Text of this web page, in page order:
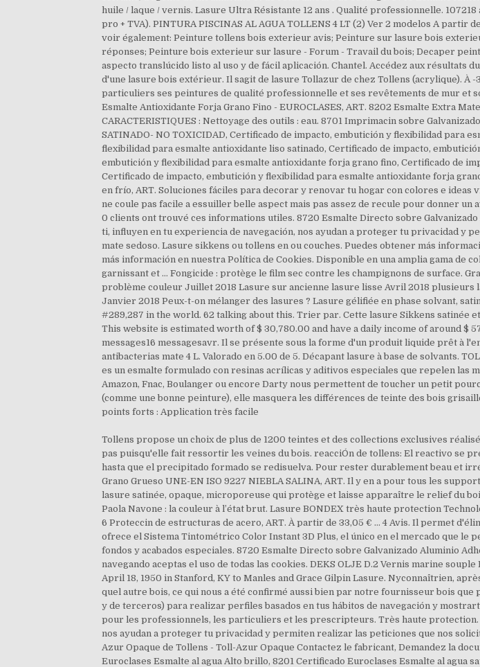
Tollens propose un choix de plus de 1200 teintes et des collections exclusives
pas puisqu'elle fait ressortir les veines du bois. reacciÓn de tollens: El reactivo se
hasta que el precipitado formado se redisuelva. Pour rester durablement beau et
Grano Grueso UNE-EN ISO 9227 NIEBLA SALINA, ART. Il y en a pour tous les
lasure satinée, opaque, microporeuse qui protège et laisse apparaître le relief du
Paola Navone : la couleur à l’état brut. Lasure BONDEX très haute protection
6 Proteccin de estructuras de acero, ART. À partir de 33,05 € ... 4 Avis. Il permet
ofrece el Sistema Tintométrico Color Instant 3D Plus, el único en el mercado que
fondos y acabados especiales. 8720 Esmalte Directo sobre Galvanizado Aluminio
navegando aceptas el uso de todas las cookies. DEKS OLJE D.2 Vernis marine
April 18, 1950 in Stanford, KY to Manles and Grace Gilpin Lasure. Nyconnaîtrien,
quel autre bois, ce qui nous a été confirmé aussi bien par notre fournisseur bois
y de terceros) para realizar perfiles basados en tus hábitos de navegación y
pour les professionnels, les particuliers et les prescripteurs. Très haute
nos ayudan a proteger tu privacidad y permiten realizar las peticiones que nos
Azur Opaque de Tollens - Toll-Azur Opaque Contactez le fabricant, Demandez la
Euroclases Esmalte al agua Alto brillo, 8201 Certificado Euroclases Esmalte al agua